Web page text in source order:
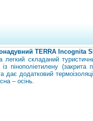
TERRA Incognita
легкий складаний
із пінополіетилену
дає додатковий
– осінь.